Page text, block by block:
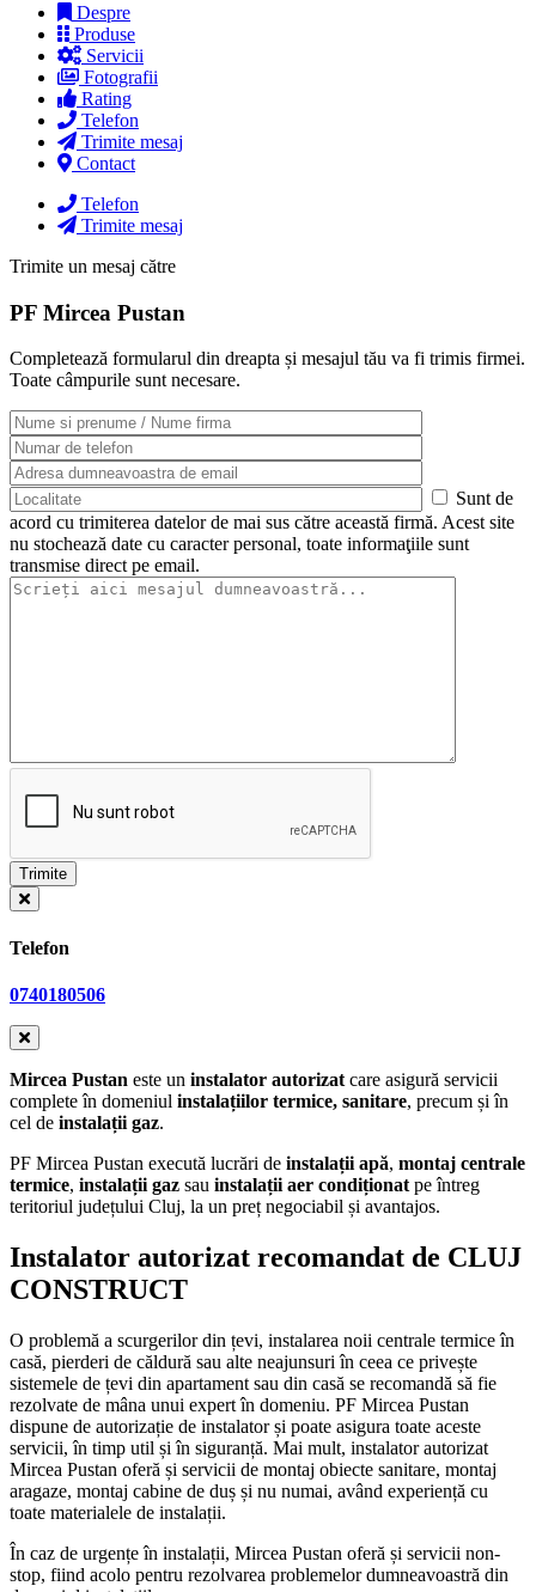
Despre
Produse
Servicii
Fotografii
Rating
Telefon
Trimite mesaj
Contact
Telefon
Trimite mesaj
Trimite un mesaj către
PF Mircea Pustan
Completează formularul din dreapta și mesajul tău va fi trimis firmei.
Toate câmpurile sunt necesare.
Sunt de
acord cu trimiterea datelor de mai sus către această firmă. Acest site
nu stochează date cu caracter personal, toate informaţiile sunt
transmise direct pe email.
Telefon
0740180506
Mircea Pustan este un instalator autorizat care asigură servicii
complete în domeniul instalațiilor termice, sanitare, precum și în
cel de instalații gaz.
PF Mircea Pustan execută lucrări de instalații apă, montaj centrale
termice, instalații gaz sau instalații aer condiționat pe întreg
teritoriul județului Cluj, la un preț negociabil și avantajos.
Instalator autorizat recomandat de CLUJ
CONSTRUCT
O problemă a scurgerilor din țevi, instalarea noii centrale termice în
casă, pierderi de căldură sau alte neajunsuri în ceea ce privește
sistemele de țevi din apartament sau din casă se recomandă să fie
rezolvate de mâna unui expert în domeniu. PF Mircea Pustan
dispune de autorizație de instalator și poate asigura toate aceste
servicii, în timp util și în siguranță. Mai mult, instalator autorizat
Mircea Pustan oferă și servicii de montaj obiecte sanitare, montaj
aragaze, montaj cabine de duș și nu numai, având experiență cu
toate materialele de instalații.
În caz de urgențe în instalații, Mircea Pustan oferă și servicii non-
stop, fiind acolo pentru rezolvarea problemelor dumneavoastră din